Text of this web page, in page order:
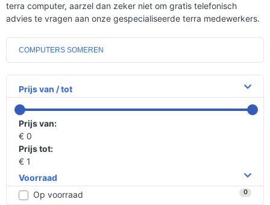
terra computer, aarzel dan zeker niet om gratis telefonisch
advies te vragen aan onze gespecialiseerde terra medewerkers.
COMPUTERS SOMEREN
Prijs van / tot
Prijs van:
€ 0
Prijs tot:
€ 1
Voorraad
Op voorraad
0